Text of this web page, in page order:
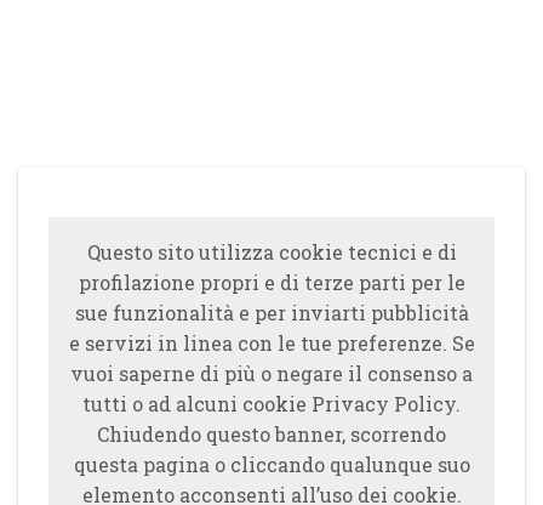
Questo sito utilizza cookie tecnici e di
profilazione propri e di terze parti per le
sue funzionalità e per inviarti pubblicità
e servizi in linea con le tue preferenze. Se
vuoi saperne di più o negare il consenso a
tutti o ad alcuni cookie Privacy Policy.
Chiudendo questo banner, scorrendo
questa pagina o cliccando qualunque suo
elemento acconsenti all’uso dei cookie.